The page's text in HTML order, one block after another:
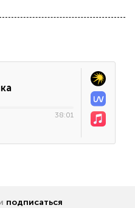
38:01
подписаться